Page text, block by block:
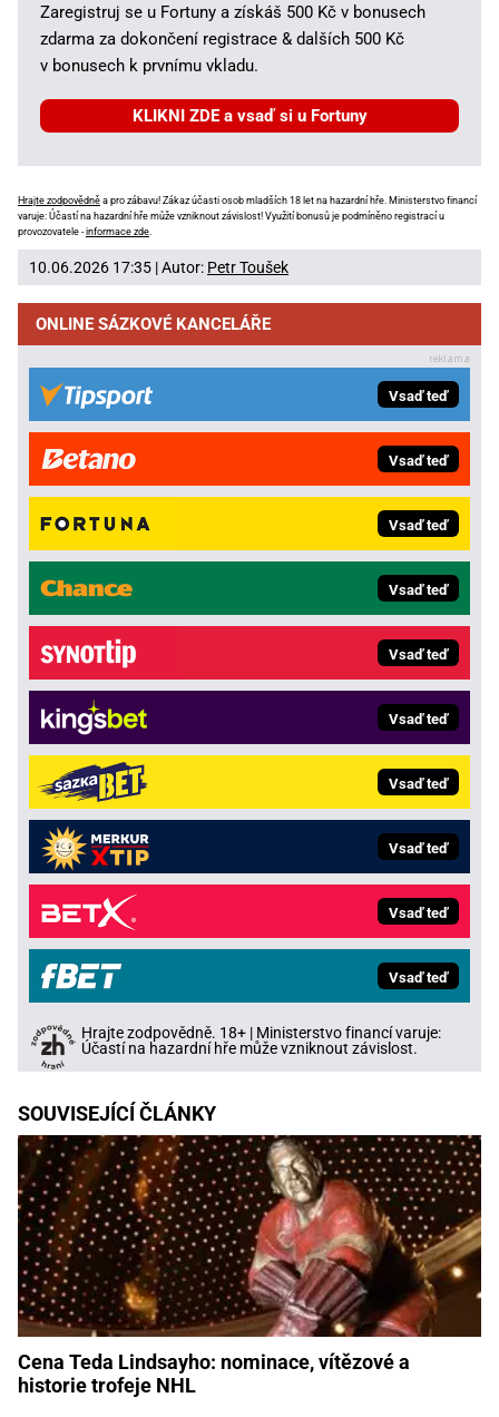
Zaregistruj se u Fortuny a získáš 500 Kč v bonusech
zdarma za dokončení registrace & dalších 500 Kč
v bonusech k prvnímu vkladu.
KLIKNI ZDE a vsaď si u Fortuny
Hrajte zodpovědně a pro zábavu! Zákaz účasti osob mladších 18 let na hazardní hře. Ministerstvo financí
varuje: Účastí na hazardní hře může vzniknout závislost! Využití bonusů je podmíněno registrací u
provozovatele -informace zde.
10.06.2026 17:35 | Autor: Petr Toušek
ONLINE SÁZKOVÉ KANCELÁŘE
Vsaď teď
Vsaď teď
Vsaď teď
Vsaď teď
Vsaď teď
Vsaď teď
Vsaď teď
Vsaď teď
Vsaď teď
Vsaď teď
Hrajte zodpovědně. 18+ | Ministerstvo financí varuje:
Účastí na hazardní hře může vzniknout závislost.
SOUVISEJÍCÍ ČLÁNKY
Cena Teda Lindsayho: nominace, vítězové a
historie trofeje NHL